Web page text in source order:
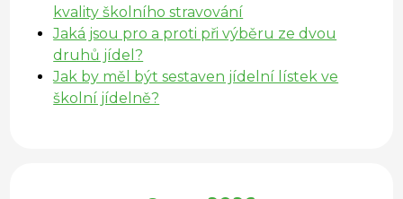
kvality školního stravování
Jaká jsou pro a proti při výběru ze dvou
druhů jídel?
Jak by měl být sestaven jídelní lístek ve
školní jídelně?